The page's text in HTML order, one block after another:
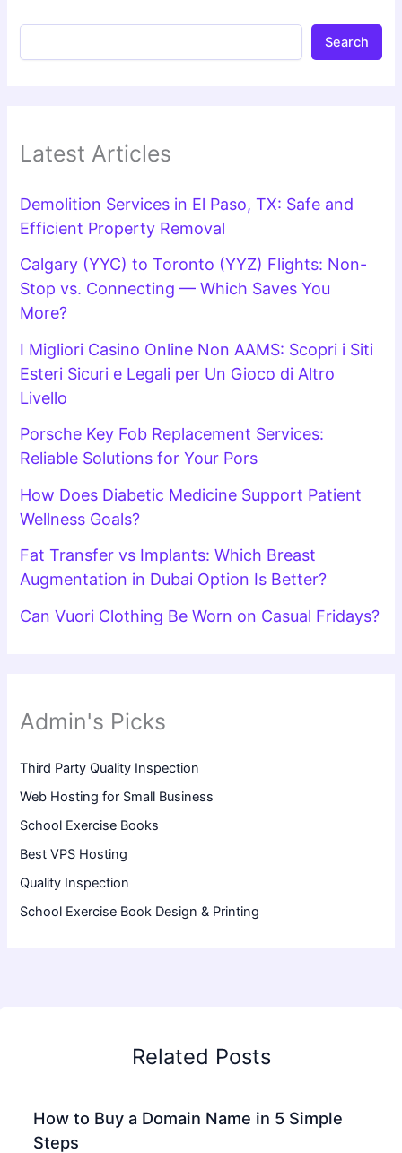
Search
Latest Articles
Demolition Services in El Paso, TX: Safe and
Efficient Property Removal
Calgary (YYC) to Toronto (YYZ) Flights: Non-
Stop vs. Connecting — Which Saves You
More?
I Migliori Casino Online Non AAMS: Scopri i Siti
Esteri Sicuri e Legali per Un Gioco di Altro
Livello
Porsche Key Fob Replacement Services:
Reliable Solutions for Your Pors
How Does Diabetic Medicine Support Patient
Wellness Goals?
Fat Transfer vs Implants: Which Breast
Augmentation in Dubai Option Is Better?
Can Vuori Clothing Be Worn on Casual Fridays?
Admin's Picks
Third Party Quality Inspection
Web Hosting for Small Business
School Exercise Books
Best VPS Hosting
Quality Inspection
School Exercise Book Design & Printing
Related Posts
How to Buy a Domain Name in 5 Simple
Steps